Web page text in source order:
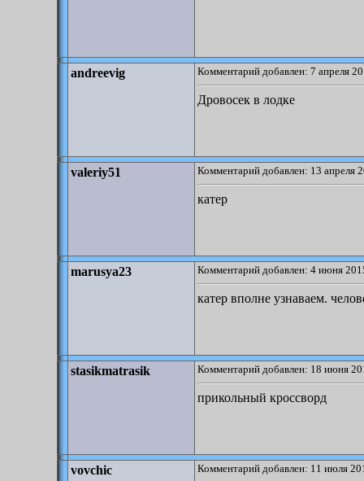
andreevig Комментарий добавлен: 7 апреля
Дровосек в лодке
valeriy51 Комментарий добавлен: 13 апреля
катер
marusya23 Комментарий добавлен: 4 июня
катер вполне узнаваем.
stasikmatrasik Комментарий добавлен: 18 июня
прикольный кроссворд
vovchic Комментарий добавлен: 11 июля